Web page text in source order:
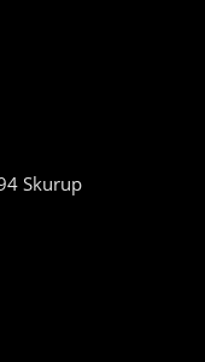
Skurup